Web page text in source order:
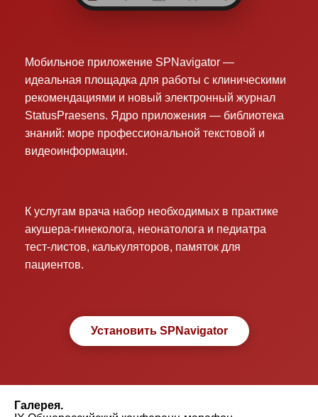
Мобильное приложение SPNavigator —
идеальная площадка для работы с клиническими
рекомендациями и новый электронный журнал
StatusPraesens. Ядро приложения — библиотека
знаний: море профессиональной текстовой и
видеоинформации.
К услугам врача набор необходимых в практике
акушера-гинеколога, неонатолога и педиатра
тест-листов, калькуляторов, памяток для
пациентов.
Установить SPNavigator
Галерея.